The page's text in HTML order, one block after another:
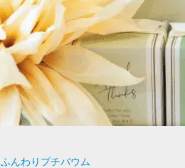
ふんわりプチバウム